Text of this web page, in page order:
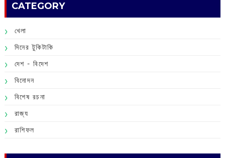
CATEGORY
খেলা
দিনের টুকিটাকি
দেশ - বিদেশ
বিনোদন
বিশেষ রচনা
রাজ্য
রাশিফল